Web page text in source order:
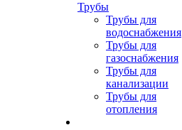
Трубы
Трубы для
водоснабжения
Трубы для
газоснабжения
Трубы для
канализации
Трубы для
отопления